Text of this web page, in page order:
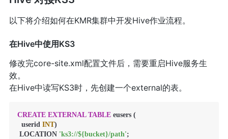
以下将介绍如何在KMR集群中开发Hive作业流程。
在Hive中使用KS3
修改完core-site.xml配置文件后，需要重启Hive服务生
效。
在Hive中读写KS3时，先创建一个external的表。
CREATE EXTERNAL TABLE eusers (
  userid
INT)
LOCATION 'ks3://${bucket}/path';